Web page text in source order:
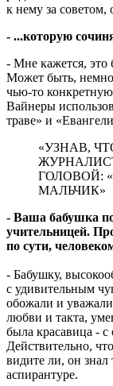
к нему за
- ...которую
- Мне кажется,
Может быть,
чью-то
Вайнеры
траве» и
«УЗНАВ,
ГОЛОВОЙ:
МАЛЬЧИК»
- Ваша бабушка
учительницей.
по сути,
- Бабушку,
с удивительным
обожали и
любви и такта,
была красавица -
Действительно,
видите ли, он
аспирантуре.